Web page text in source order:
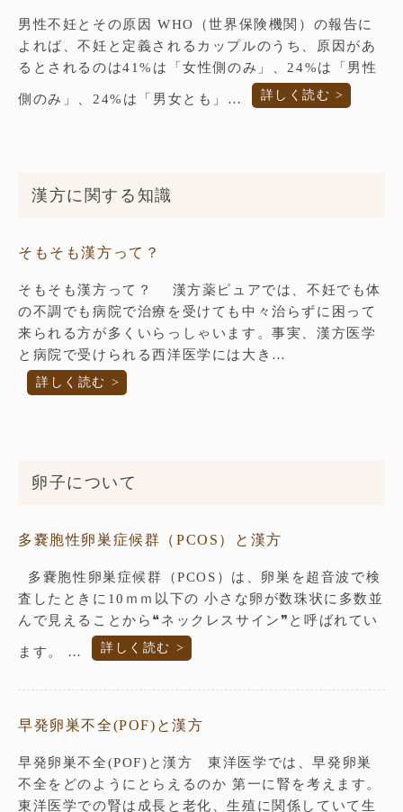
男性不妊とその原因 WHO（世界保険機関）の報告に
よれば、不妊と定義されるカップルのうち、原因があ
るとされるのは41%は「女性側のみ」、24%は「男性
側のみ」、24%は「男女とも」… 詳しく読む >
漢方に関する知識
そもそも漢方って？
そもそも漢方って？ 漢方薬ピュアでは、不妊でも体
の不調でも病院で治療を受けても中々治らずに困って
来られる方が多くいらっしゃいます。事実、漢方医学
と病院で受けられる西洋医学には大き…
詳しく読む >
卵子について
多嚢胞性卵巣症候群（PCOS）と漢方
多嚢胞性卵巣症候群（PCOS）は、卵巣を超音波で検
査したときに10ｍｍ以下の 小さな卵が数珠状に多数並
んで見えることから❝ネックレスサイン❞と呼ばれてい
ます。 … 詳しく読む >
早発卵巣不全(POF)と漢方
早発卵巣不全(POF)と漢方 東洋医学では、早発卵巣
不全をどのようにとらえるのか 第一に腎を考えます。
東洋医学での腎は成長と老化、生殖に関係していて生